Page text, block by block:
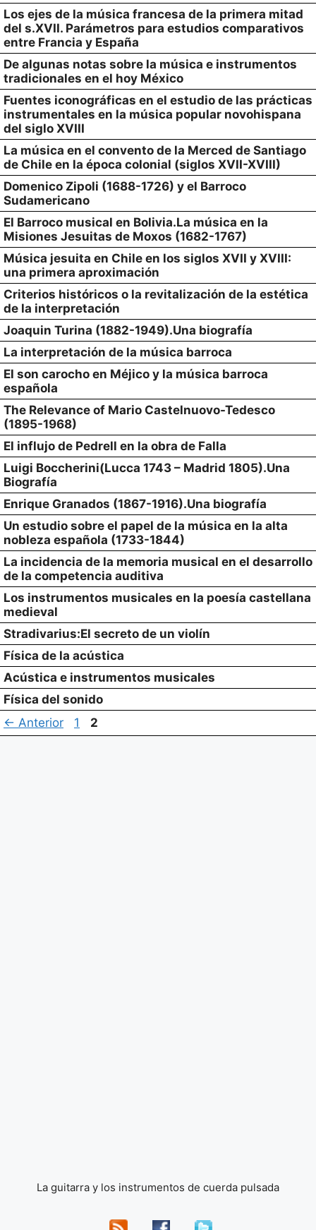
Los ejes de la música francesa de la primera mitad
del s.XVII. Parámetros para estudios comparativos
entre Francia y España
De algunas notas sobre la música e instrumentos
tradicionales en el hoy México
Fuentes iconográficas en el estudio de las prácticas
instrumentales en la música popular novohispana
del siglo XVIII
La música en el convento de la Merced de Santiago
de Chile en la época colonial (siglos XVII-XVIII)
Domenico Zipoli (1688-1726) y el Barroco
Sudamericano
El Barroco musical en Bolivia.La música en la
Misiones Jesuitas de Moxos (1682-1767)
Música jesuita en Chile en los siglos XVII y XVIII:
una primera aproximación
Criterios históricos o la revitalización de la estética
de la interpretación
Joaquin Turina (1882-1949).Una biografía
La interpretación de la música barroca
El son carocho en Méjico y la música barroca
española
The Relevance of Mario Castelnuovo-Tedesco
(1895-1968)
El influjo de Pedrell en la obra de Falla
Luigi Boccherini(Lucca 1743 – Madrid 1805).Una
Biografía
Enrique Granados (1867-1916).Una biografía
Un estudio sobre el papel de la música en la alta
nobleza española (1733-1844)
La incidencia de la memoria musical en el desarrollo
de la competencia auditiva
Los instrumentos musicales en la poesía castellana
medieval
Stradivarius:El secreto de un violín
Física de la acústica
Acústica e instrumentos musicales
Física del sonido
← Anterior Página
1 Página
2
La guitarra y los instrumentos de cuerda pulsada